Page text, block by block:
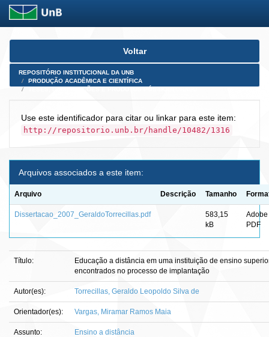
Skip
Voltar
REPOSITÓRIO INSTITUCIONAL DA UNB
PRODUÇÃO ACADÊMICA E CIENTÍFICA
Use este identificador para citar ou linkar para este item:
http://repositorio.unb.br/handle/10482/1316
Arquivos associados a este item:
Arquivo Descrição Tamanho
Dissertacao_2007_GeraldoTorrecillas.pdf
583,15
kB
Adobe
PDF
Título:
Educação a distância em uma instituição de ensino
encontrados no processo de implantação
Autor(es): Torrecillas, Geraldo Leopoldo Silva de
Orientador(es): Vargas, Miramar Ramos Maia
Assunto:
Ensino a distância